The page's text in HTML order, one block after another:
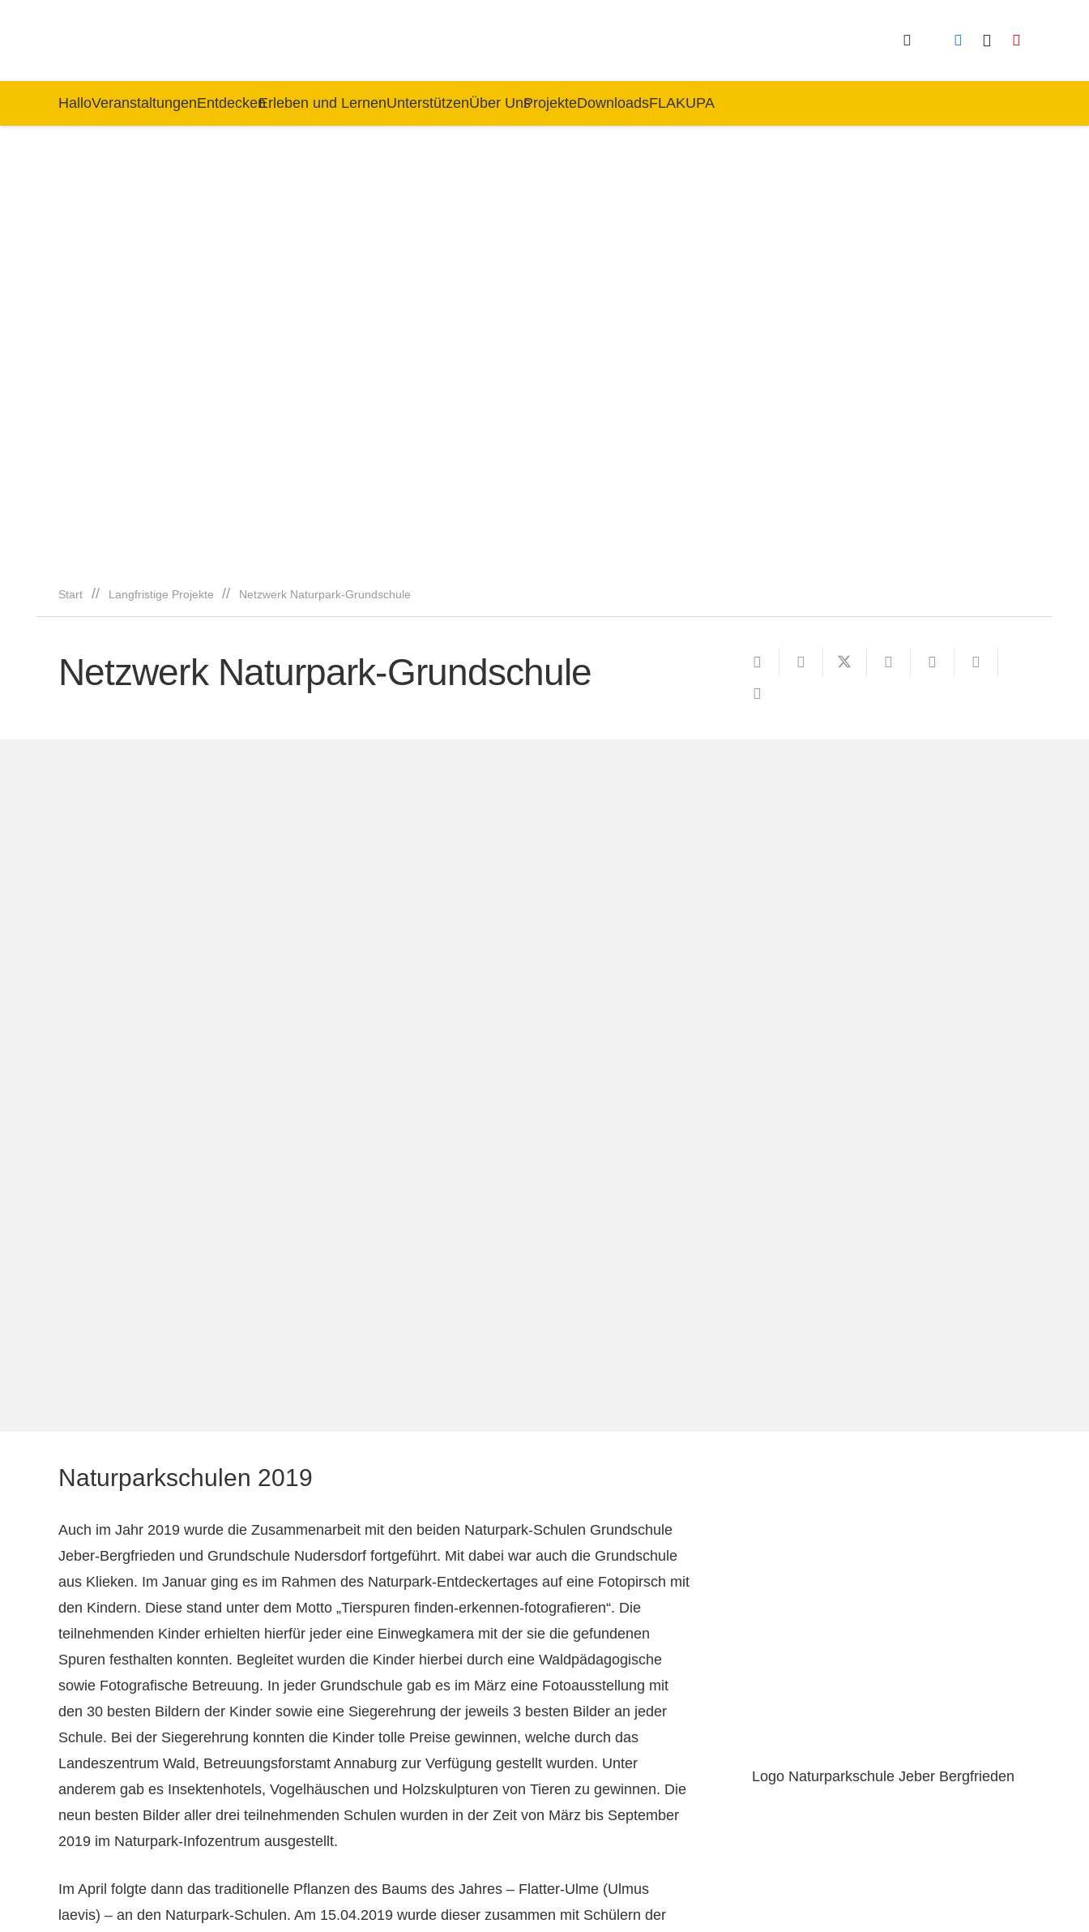
HalloVeranstaltungenEntdeckenErleben und LernenUnterstützenÜber UnsProjekteDownloadsFLAKUPA
Start // Langfristige Projekte // Netzwerk Naturpark-Grundschule
Netzwerk Naturpark-Grundschule
Naturparkschulen 2019
Auch im Jahr 2019 wurde die Zusammenarbeit mit den beiden Naturpark-Schulen Grundschule
Jeber-Bergfrieden und Grundschule Nudersdorf fortgeführt. Mit dabei war auch die Grundschule
aus Klieken. Im Januar ging es im Rahmen des Naturpark-Entdeckertages auf eine Fotopirsch mit
den Kindern. Diese stand unter dem Motto „Tierspuren finden-erkennen-fotografieren“. Die
teilnehmenden Kinder erhielten hierfür jeder eine Einwegkamera mit der sie die gefundenen
Spuren festhalten konnten. Begleitet wurden die Kinder hierbei durch eine Waldpädagogische
sowie Fotografische Betreuung. In jeder Grundschule gab es im März eine Fotoausstellung mit
den 30 besten Bildern der Kinder sowie eine Siegerehrung der jeweils 3 besten Bilder an jeder
Schule. Bei der Siegerehrung konnten die Kinder tolle Preise gewinnen, welche durch das
Landeszentrum Wald, Betreuungsforstamt Annaburg zur Verfügung gestellt wurden. Unter
anderem gab es Insektenhotels, Vogelhäuschen und Holzskulpturen von Tieren zu gewinnen. Die
neun besten Bilder aller drei teilnehmenden Schulen wurden in der Zeit von März bis September
2019 im Naturpark-Infozentrum ausgestellt.
Im April folgte dann das traditionelle Pflanzen des Baums des Jahres – Flatter-Ulme (Ulmus
laevis) – an den Naturpark-Schulen. Am 15.04.2019 wurde dieser zusammen mit Schülern der
Logo Naturparkschule Jeber Bergfrieden